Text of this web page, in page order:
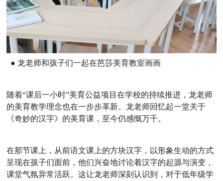
● 龙老师和孩子们一起在芭莎美育教室画画
随着“课后一小时”美育公益项目在学校的持续推进，龙老师
的美育教学理念也在一步步革新。龙老师回忆起一堂关于
《奇妙的汉字》的美育课，至今仍感慨万千。
在那节课上，从前语文课上的方块汉字，以形象生动的方式
呈现在孩子们面前，他们兴奋地讨论着汉字的起源与演变，
课堂气氛异常活跃。这让龙老师深刻认识到，对于低年级学